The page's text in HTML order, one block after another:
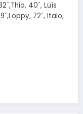
40´, Luís
72´, Italo,